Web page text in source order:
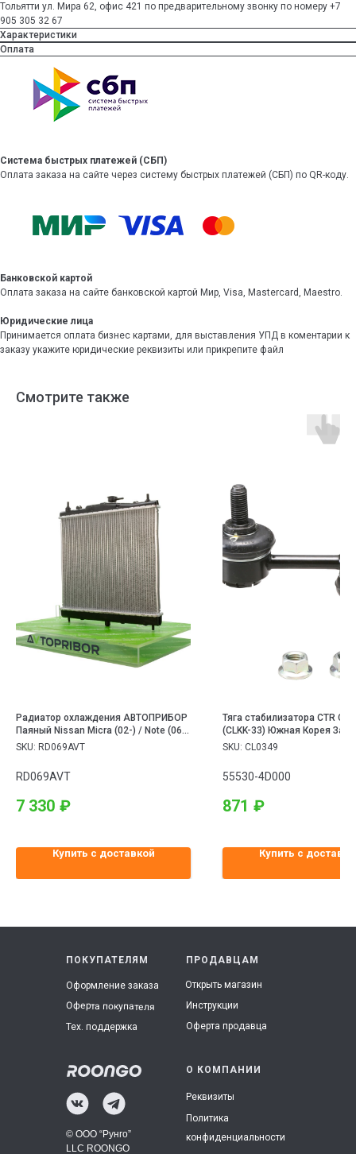
Тольятти ул. Мира 62, офис 421 по предварительному звонку по номеру +7
905 305 32 67
Характеристики
Оплата
Система быстрых платежей (СБП)
Оплата заказа на сайте через систему быстрых платежей (СБП) по QR-коду.
Банковской картой
Оплата заказа на сайте банковской картой Мир, Visa, Mastercard, Maestro.
Юридические лица
Принимается оплата бизнес картами, для выставления УПД в коментарии к
заказу укажите юридические реквизиты или прикрепите файл
Смотрите также
Радиатор охлаждения АВТОПРИБОР
Паяный Nissan Micra (02-) / Note (06-)
1.0-1.6.
SKU: RD069AVT
RD069AVT
7 330 ₽
Купить с доставкой
Тяга стабилизатора CTR
(CLKK-33) Южная Корея
Правый/Левый Оригинал
SKU: CL0349
55530-4D000
871 ₽
Купить с
ПРОДАВЦАМ
Оферта продавца
Инструкции
Открыть магазин
ПОКУПАТЕЛЯМ
Тех. поддержка
Оферта покупателя
Оформление заказа
О КОМПАНИИ
Политика
конфиденциальности
Реквизиты
© ООО “Рунго”
LLC ROONGO